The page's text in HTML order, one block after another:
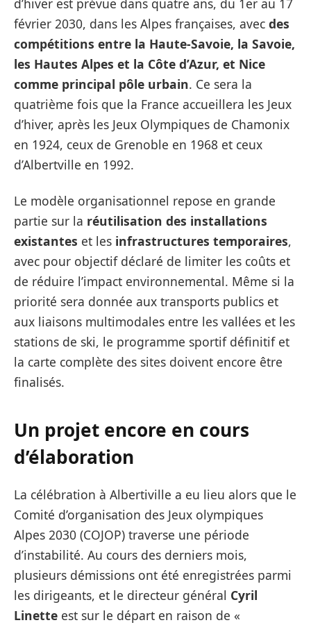
d’hiver est prévue dans quatre ans, du 1er au 17
février 2030, dans les Alpes françaises, avec des
compétitions entre la Haute-Savoie, la Savoie,
les Hautes Alpes et la Côte d’Azur, et Nice
comme principal pôle urbain. Ce sera la
quatrième fois que la France accueillera les Jeux
d’hiver, après les Jeux Olympiques de Chamonix
en 1924, ceux de Grenoble en 1968 et ceux
d’Albertville en 1992.
Le modèle organisationnel repose en grande
partie sur la réutilisation des installations
existantes et les infrastructures temporaires,
avec pour objectif déclaré de limiter les coûts et
de réduire l’impact environnemental. Même si la
priorité sera donnée aux transports publics et
aux liaisons multimodales entre les vallées et les
stations de ski, le programme sportif définitif et
la carte complète des sites doivent encore être
finalisés.
Un projet encore en cours
d’élaboration
La célébration à Albertiville a eu lieu alors que le
Comité d’organisation des Jeux olympiques
Alpes 2030 (COJOP) traverse une période
d’instabilité. Au cours des derniers mois,
plusieurs démissions ont été enregistrées parmi
les dirigeants, et le directeur général Cyril
Linette est sur le départ en raison de «